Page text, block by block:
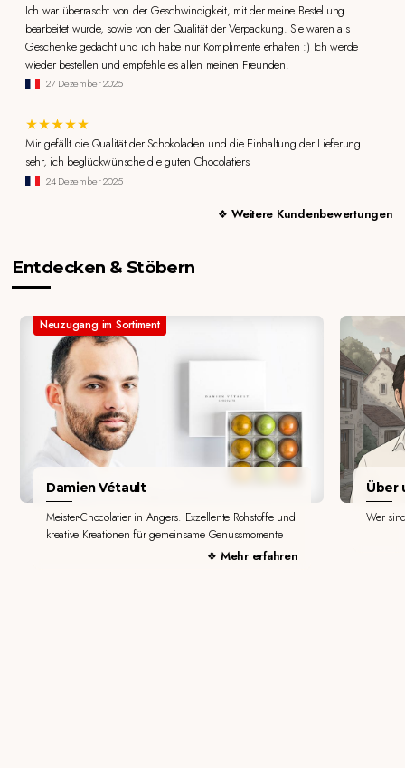
Ich war überrascht von der Geschwindigkeit, mit der meine Bestellung
bearbeitet wurde, sowie von der Qualität der Verpackung. Sie waren als
Geschenke gedacht und ich habe nur Komplimente erhalten :) Ich werde
wieder bestellen und empfehle es allen meinen Freunden.
27 Dezember 2025
Mir gefällt die Qualität der Schokoladen und die Einhaltung der Lieferung
sehr, ich beglückwünsche die guten Chocolatiers
24 Dezember 2025
Weitere Kundenbewertungen
Entdecken & Stöbern
Neuzugang im Sortiment
Damien Vétault
Meister-Chocolatier in Angers. Exzellente Rohstoffe und
kreative Kreationen für gemeinsame Genussmomente
Mehr erfahren
Über
Wer